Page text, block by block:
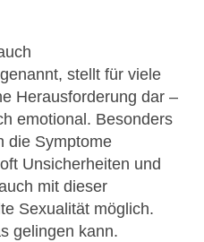
stellt für viele
Herausforderung dar –
emotional. Besonders
die Symptome
Unsicherheiten und
mit dieser
Sexualität möglich.
gelingen kann.